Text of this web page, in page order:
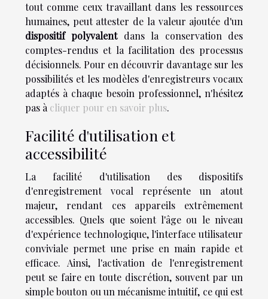
tout comme ceux travaillant dans les ressources
humaines, peut attester de la valeur ajoutée d'un
dispositif polyvalentdans la conservation des
comptes-rendus et la facilitation des processus
décisionnels. Pour en découvrir davantage sur les
possibilités et les modèles d'enregistreurs vocaux
adaptés à chaque besoin professionnel, n'hésitez
pas àcliquer pour en savoir plus.
Facilité d'utilisation et
accessibilité
La facilité d'utilisation des dispositifs
d'enregistrement vocal représente un atout
majeur, rendant ces appareils extrêmement
accessibles. Quels que soient l'âge ou le niveau
d'expérience technologique, l'interface utilisateur
conviviale permet une prise en main rapide et
efficace. Ainsi, l'activation de l'enregistrement
peut se faire en toute discrétion, souvent par un
simple bouton ou un mécanisme intuitif, ce qui est